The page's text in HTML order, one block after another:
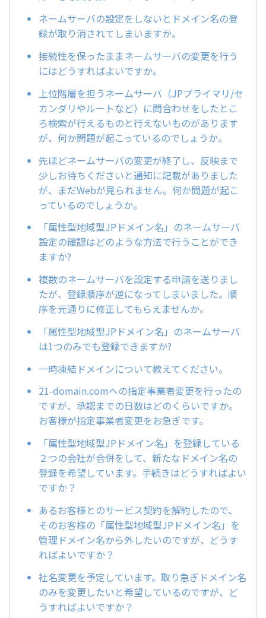
ネームサーバの設定をしないとドメイン名の登
録が取り消されてしまいますか。
接続性を保ったままネームサーバの変更を行う
にはどうすればよいですか。
上位階層を担うネームサーバ（JPプライマリ/セ
カンダリやルートなど）に問合わせをしたとこ
ろ検索が行えるものと行えないものがあります
が、何か問題が起こっているのでしょうか。
先ほどネームサーバの変更が終了し、反映まで
少しお待ちくださいと通知に記載がありました
が、まだWebが見られません。何か問題が起こ
っているのでしょうか。
「属性型地域型JPドメイン名」のネームサーバ
設定の確認はどのような方法で行うことができ
ますか?
複数のネームサーバを設定する申請を送りまし
たが、登録順序が逆になってしまいました。順
序を元通りに修正してもらえませんか。
「属性型地域型JPドメイン名」のネームサーバ
は1つのみでも登録できますか?
一時凍結ドメインについて教えてください。
21-domain.comへの指定事業者変更を行ったの
ですが、承認までの日数はどのくらいですか。
お客様が指定事業者変更をお急ぎです。
「属性型地域型JPドメイン名」を登録している
２つの会社が合併をして、新たなドメイン名の
登録を希望しています。手続きはどうすればよい
ですか？
あるお客様とのサービス契約を解約したので、
そのお客様の「属性型地域型JPドメイン名」を
管理ドメイン名から外したいのですが、どうす
ればよいですか？
社名変更を予定しています。取り急ぎドメイン名
のみを変更したいと希望しているのですが、ど
うすればよいですか？